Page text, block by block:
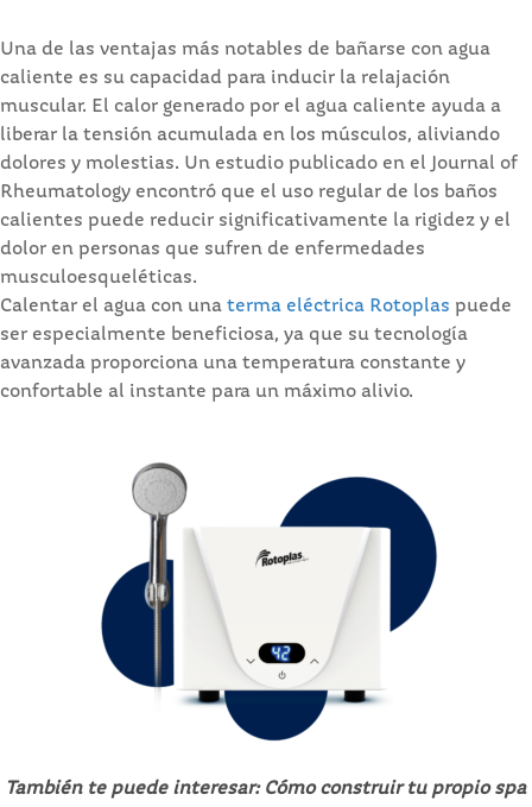
Una de las ventajas más notables de bañarse con agua
caliente es su capacidad para inducir la relajación
muscular. El calor generado por el agua caliente ayuda a
liberar la tensión acumulada en los músculos, aliviando
dolores y molestias. Un estudio publicado en el Journal of
Rheumatology encontró que el uso regular de los baños
calientes puede reducir significativamente la rigidez y el
dolor en personas que sufren de enfermedades
musculoesqueléticas.
Calentar el agua con una terma eléctrica Rotoplas puede
ser especialmente beneficiosa, ya que su tecnología
avanzada proporciona una temperatura constante y
confortable al instante para un máximo alivio.
También te puede interesar: Cómo construir tu propio spa